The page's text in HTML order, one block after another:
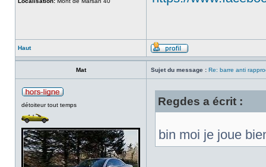
Haut
Mat Sujet du message : Re: barre anti
détoiteur tout temps Regdes a écrit :
bin moi je joue